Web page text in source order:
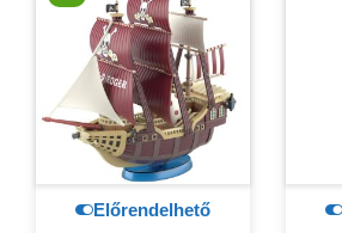
Előrendelhető